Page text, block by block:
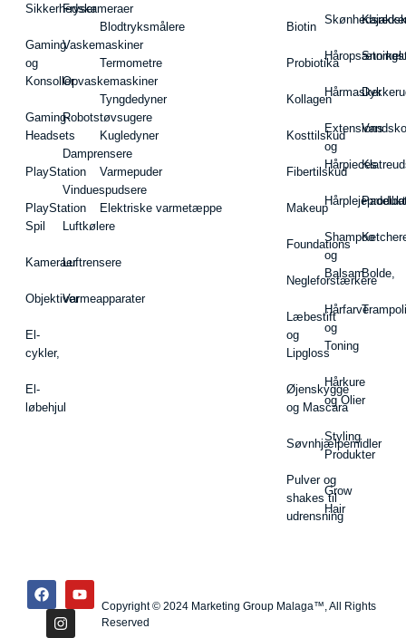
Sikkerhedskameraer
Gaming
og
Konsoller
Gaming-
Headsets
PlayStation
PlayStation
Spil
Kameraer
Objektiver
El-
cykler,
El-
løbehjul
Fryser
Vaskemaskiner
Opvaskemaskiner
Robotstøvsugere
Damprensere
Vinduespudsere
Luftkølere
Luftrensere
Varmeapparater
Blodtryksmålere
Termometre
Tyngdedyner
Kugledyner
Varmepuder
Elektriske varmetæppe
Biotin
Probiotika
Kollagen
Kosttilskud
Fibertilskud
Makeup
Foundations
Negleforstærkere
Læbestift
og
Lipgloss
Øjenskygge
og Mascara
Søvnhjælpemidler
Pulver og
shakes til
udrensning
Hårmasker
Extensions
og
Hårpieces
Shampoo
og
Balsam
Hårfarve
og
Toning
Hårkure
og Olier
Styling
Produkter
Grow
Hair
Vandsko
Bolde,
Copyright © 2024 Marketing Group Malaga™, All Rights
Reserved